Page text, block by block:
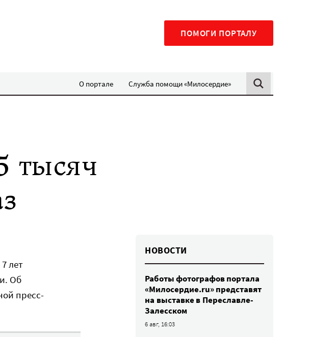
ПОМОГИ ПОРТАЛУ
О портале Служба помощи «Милосердие»
тысяч
лет
Об
пресс-
НОВОСТИ
Работы фотографов портала
«Милосердие.ru» представят
на выставке в Переславле-
Залесском
6 авг, 16:03